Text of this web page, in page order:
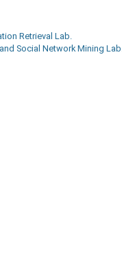
Retrieval Lab.
Social Network Mining